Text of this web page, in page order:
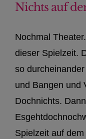
Nichts auf
Nochmal
dieser Spielzeit.
so
und Bangen und
Dochnichts.
Spielzeit auf